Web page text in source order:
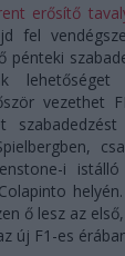
erősítő
fel
pénteki
vezethet
i
ő lesz az
új F1-es